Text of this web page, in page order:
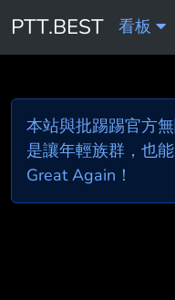
PTT.BEST 看板
本站與批踢踢官方
是讓年輕族群，也
Great Again！